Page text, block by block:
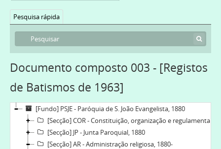
Pesquisa rápida
Documento composto 003 - [Registos
de Batismos de 1963]
[Fundo] PSJE - Paróquia de S. João Evangelista, 1880
[Secção] COR - Constituição, organização e regulamentação, 1880-03-08
[Secção] JP - Junta Paroquial, 1880
[Secção] AR - Administração religiosa, 1880-